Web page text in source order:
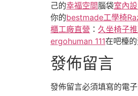
己的幸福空間腦袋室內
你的bestmade工學椅
櫃工廠直營 ： 久坐椅子
ergohuman 111在吧檯的
發佈留言
發佈留言必須填寫的電